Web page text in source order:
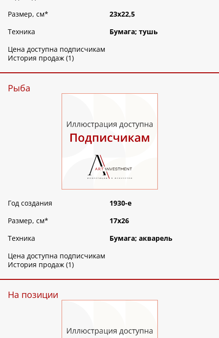
Размер, см*
23х22,5
Техника
Бумага; тушь
Цена доступна подписчикам
История продаж (1)
Рыба
Год создания
1930-е
Размер, см*
17х26
Техника
Бумага; акварель
Цена доступна подписчикам
История продаж (1)
На позиции